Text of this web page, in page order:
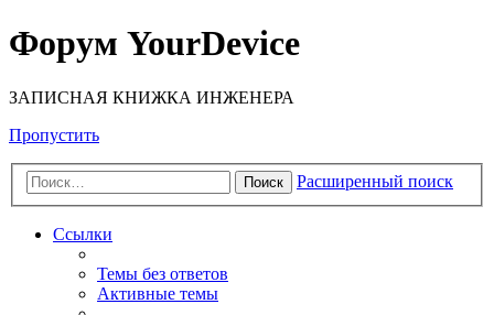
Форум YourDevice
ЗАПИСНАЯ КНИЖКА ИНЖЕНЕРА
Пропустить
Поиск Расширенный поиск
Ссылки
Темы без ответов
Активные темы